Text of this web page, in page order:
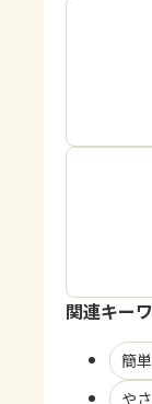
関連キー
簡
や